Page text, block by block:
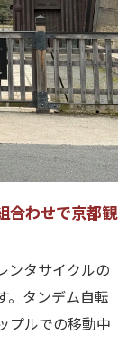
合わせで京都観
ンタサイクルの
。タンデム自転
プルでの移動中